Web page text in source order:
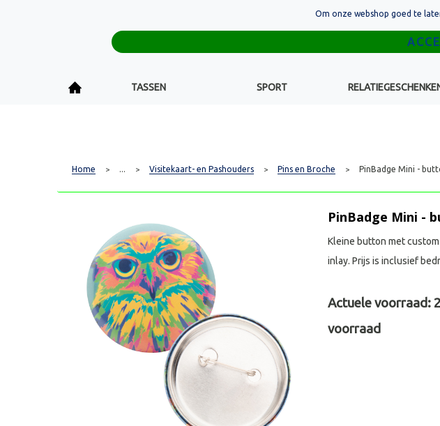
TASSEN SPORT
Home > ... > Visitekaart- en Pashouders > Pins en Broche > PinBadge Mini -
PinBadge Mini -
Kleine button met
inlay. Prijs is inclusief
Actuele voorraad:
voorraad
Om onze webshop goed te